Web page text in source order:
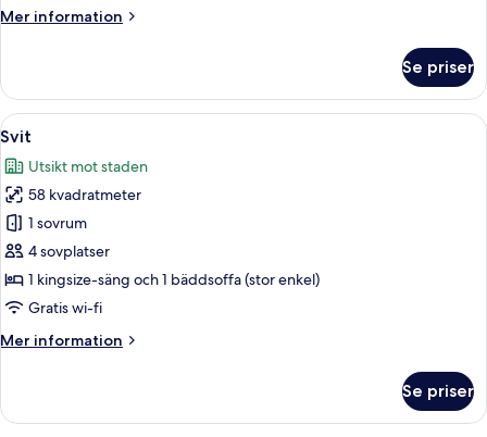
Mer information
Mer
rum
(High
Floor)
Se priser
Öppna
alla
foton
för
Svit
Ett modernt hotellrum med en stor
16
Svit
Utsikt mot staden
58 kvadratmeter
1 sovrum
4 sovplatser
1 kingsize-säng och 1 bäddsoffa (stor enkel)
Gratis wi-fi
Mer information
Mer
Se priser